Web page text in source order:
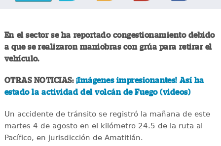
En el sector se ha reportado congestionamiento debido
a que se realizaron maniobras con grúa para retirar el
vehículo.
OTRAS NOTICIAS: ¡Imágenes impresionantes! Así ha
estado la actividad del volcán de Fuego (videos)
Un accidente de tránsito se registró la mañana de este
martes 4 de agosto en el kilómetro 24.5 de la ruta al
Pacífico, en jurisdicción de Amatitlán.